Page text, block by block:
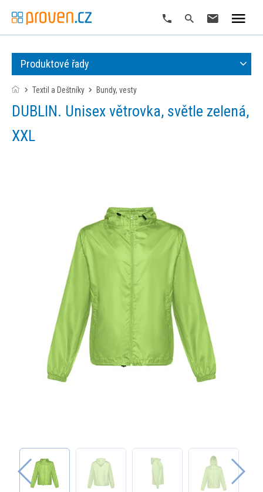
Produktové řady
Textil a Deštníky bundy, vesty
DUBLIN. Unisex větrovka, světle zelená,
XXL